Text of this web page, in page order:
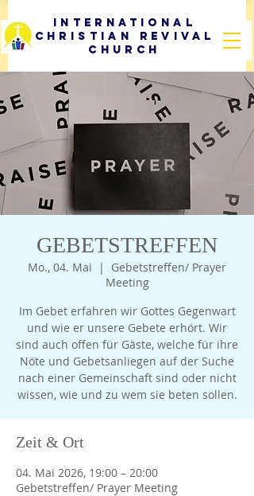
International
Christian Revival
Church
GEBETSTREFFEN
Mo., 04. Mai
  |
Gebetstreffen/ Prayer
Meeting
Im Gebet erfahren wir Gottes Gegenwart
und wie er unsere Gebete erhört. Wir
sind auch offen für Gäste, welche für ihre
Nöte und Gebetsanliegen auf der Suche
nach einer Gemeinschaft sind oder nicht
Zeit & Ort
04. Mai 2026, 19:00 – 20:00
Gebetstreffen/ Prayer Meeting